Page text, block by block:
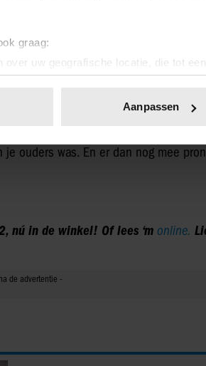
graag:
over uw geografische locatie, die tot
door het actief te scannen op
of intrekken in de
en advertenties te personaliseren,
Ook delen we informatie over uw
Deze partners kunnen deze
op basis van uw gebruik van
Aanpassen
kunnen worden gesteund die Beatrix
zussen veilden gezamenlijk –
uit de nalatenschap van hun
al tussenuit gehaald. Maar toch
ouders was. En er dan nog mee
nú in de winkel! Of lees ‘m online.